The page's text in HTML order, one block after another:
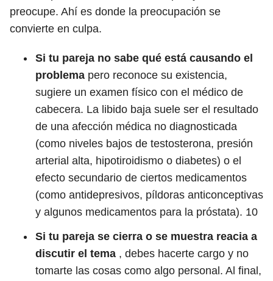
preocupe. Ahí es donde la preocupación se
convierte en culpa.
Si tu pareja no sabe qué está causando el
problema pero reconoce su existencia,
sugiere un examen físico con el médico de
cabecera. La libido baja suele ser el resultado
de una afección médica no diagnosticada
(como niveles bajos de testosterona, presión
arterial alta, hipotiroidismo o diabetes) o el
efecto secundario de ciertos medicamentos
(como antidepresivos, píldoras anticonceptivas
y algunos medicamentos para la próstata). 10
Si tu pareja se cierra o se muestra reacia a
discutir el tema , debes hacerte cargo y no
tomarte las cosas como algo personal. Al final,